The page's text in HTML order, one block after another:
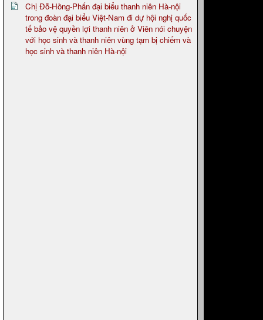
Chị Đỗ-Hồng-Phấn đại biểu thanh niên Hà-nội
trong đoàn đại biểu Việt-Nam đi dự hội nghị quốc
tế bảo vệ quyền lợi thanh niên ở Viên nói chuyện
với học sinh và thanh niên vùng tạm bị chiếm và
học sinh và thanh niên Hà-nội